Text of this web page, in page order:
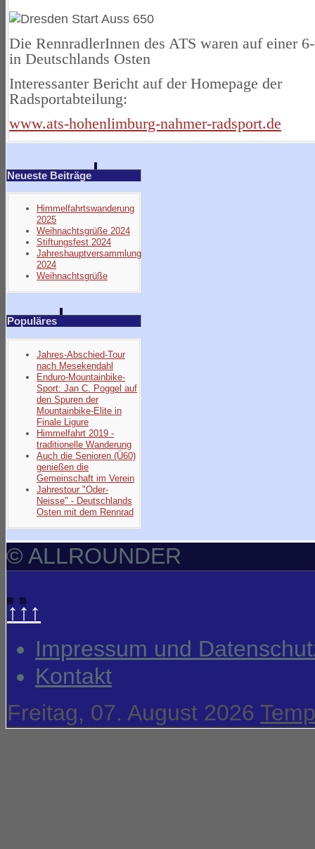
Die RennradlerInnen des ATS waren auf einer
in Deutschlands Osten
Interessanter Bericht auf der Homepage der
Radsportabteilung:
www.ats-hohenlimburg-nahmer-radsport.de
Neueste Beiträge
Himmelfahrtswanderung
2025
Weihnachtsgrüße 2024
Stiftungsfest 2024
Jahreshauptversammlung
2024
Weihnachtsgrüße
Populäres
Jahres-Abschied-Tour
nach Mesekendahl
Enduro-Mountainbike-
Sport: Jan C. Poggel auf
den Spuren der
Mountainbike-Elite in
Finale Ligure
Himmelfahrt 2019 -
traditionelle Wanderung
Auch die Senioren (Ü60)
genießen die
Gemeinschaft im Verein
Jahrestour "Oder-
Neisse" - Deutschlands
Osten mit dem Rennrad
© ALLROUNDER
↑↑↑
Impressum und
Kontakt
Freitag, 07. August 2026